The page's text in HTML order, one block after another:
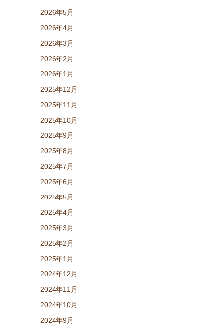
2026年5月
2026年4月
2026年3月
2026年2月
2026年1月
2025年12月
2025年11月
2025年10月
2025年9月
2025年8月
2025年7月
2025年6月
2025年5月
2025年4月
2025年3月
2025年2月
2025年1月
2024年12月
2024年11月
2024年10月
2024年9月